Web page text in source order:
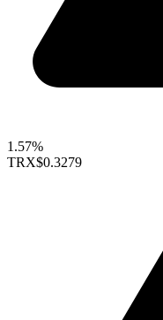
1.57%
TRX$0.3279